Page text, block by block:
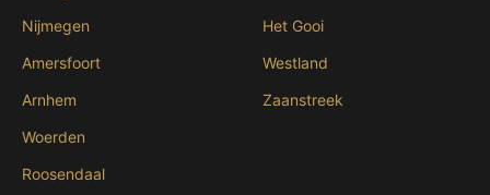
Nijmegen
Amersfoort
Arnhem
Woerden
Roosendaal
Het Gooi
Westland
Zaanstreek